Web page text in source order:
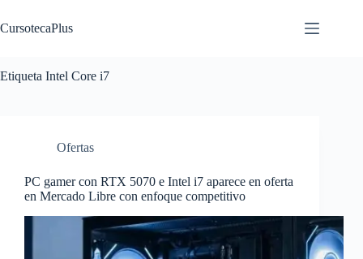
al
contenido
CursotecaPlus
Etiqueta Intel Core i7
Ofertas
PC gamer con RTX 5070 e Intel i7 aparece en oferta
en Mercado Libre con enfoque competitivo